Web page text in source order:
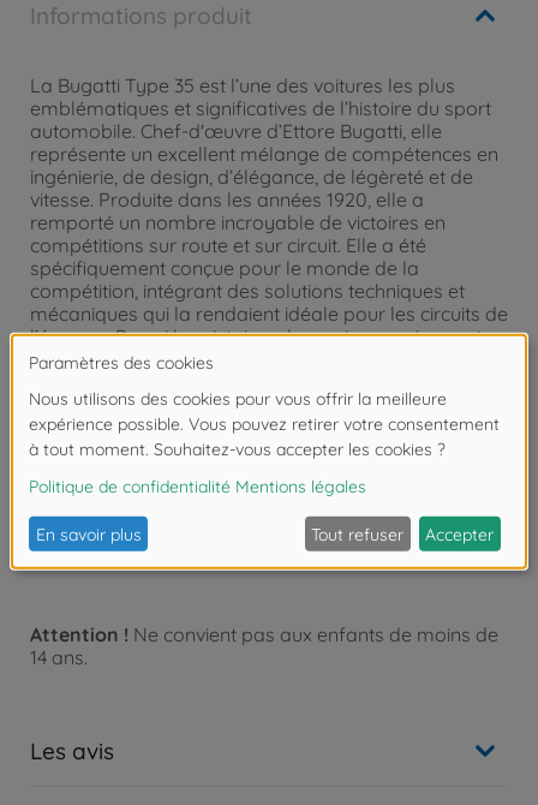
Informations produit
La Bugatti Type 35 est l’une des voitures les plus
emblématiques et significatives de l’histoire du sport
automobile. Chef-d'œuvre d’Ettore Bugatti, elle
représente un excellent mélange de compétences en
ingénierie, de design, d’élégance, de légèreté et de
vitesse. Produite dans les années 1920, elle a
remporté un nombre incroyable de victoires en
compétitions sur route et sur circuit. Elle a été
spécifiquement conçue pour le monde de la
compétition, intégrant des solutions techniques et
mécaniques qui la rendaient idéale pour les circuits de
l’époque. Parmi les victoires de son impressionnant
palmarès figurent la Targa Florio de 1928 et le Grand
elle se distinguait par l’inimitable forme de son
radiateur en fer à cheval, marque de fabrique
emblématique de la maison Bugatti. Grâce à son
moteur 8 cylindres de 2 263 cm³, associé à une boîte
de vitesses mécanique à quatre rapports et équipé
d’un compresseur volumétrique, la Bugatti Type 35
pouvait atteindre une vitesse maximale de 210 km/h.
Attention ! Ne convient pas aux enfants de moins de
14 ans.
Les avis